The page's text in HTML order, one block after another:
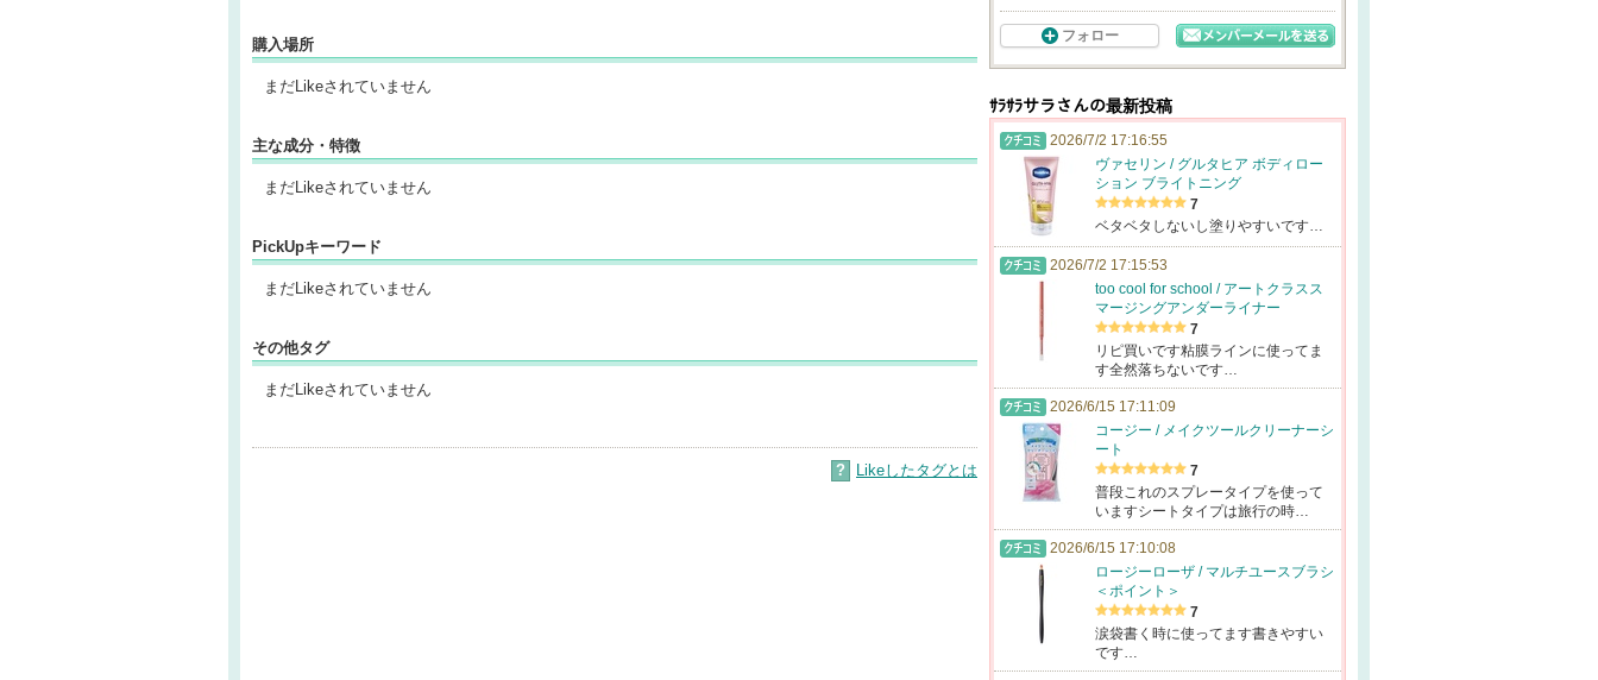
購入場所
まだLikeされていません
主な成分・特徴
まだLikeされていません
PickUpキーワード
まだLikeされていません
その他タグ
まだLikeされていません
? Likeしたタグとは
フォロー
ｻﾗｻﾗサラさんの最新投稿
2026/7/2 17:16:55
ヴァセリン / グルタヒア ボディロー
ション ブライトニング
7
ベタベタしないし塗りやすいです…
2026/7/2 17:15:53
too cool for school / アートクラスス
マージングアンダーライナー
7
リピ買いです粘膜ラインに使ってま
す全然落ちないです…
2026/6/15 17:11:09
コージー / メイクツールクリーナーシ
ート
7
普段これのスプレータイプを使って
いますシートタイプは旅行の時…
2026/6/15 17:10:08
ロージーローザ / マルチユースブラシ
＜ポイント＞
7
涙袋書く時に使ってます書きやすい
です…